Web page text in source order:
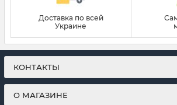
Доставка по всей
Украине
КОНТАКТЫ
О МАГАЗИНЕ